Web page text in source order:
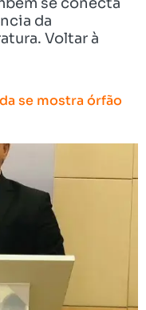
da
Voltar à
se mostra órfão